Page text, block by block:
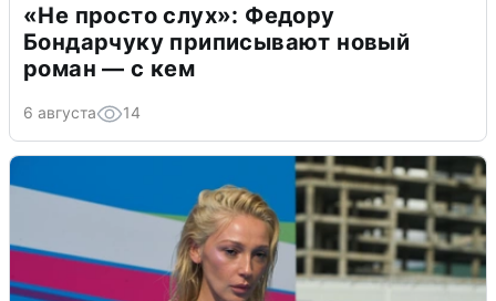
«Не просто слух»: Федору
Бондарчуку приписывают новый
роман — с кем
6 августа 14